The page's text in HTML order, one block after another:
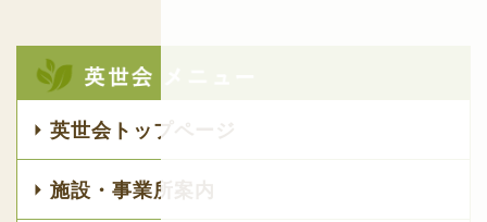
英世会トップページ
施設・事業所案内